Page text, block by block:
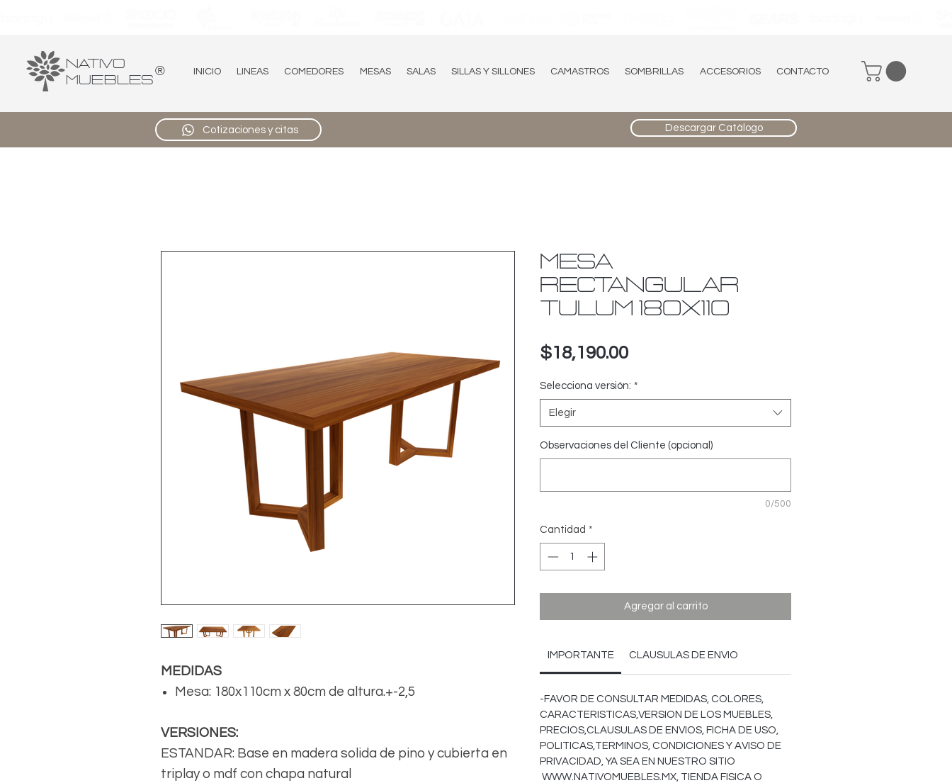
Nativo
Muebles
® INICIO LINEAS COMEDORES MESAS SALAS SILLAS Y SILLONES CAMASTROS SOMBRILLAS ACCESORIOS CONTACTO
Cotizaciones y citas Descargar Catálogo
MEDIDAS
Mesa: 180x110cm x 80cm de altura.+-2,5
VERSIONES:
ESTANDAR: Base en madera solida de pino y cubierta en
triplay o mdf con chapa natural
MESA
RECTANGULAR
TULUM 180X110
$18,190.00Precio
Selecciona versión: *
Elegir
Observaciones del Cliente (opcional)
0/500
Cantidad *
Agregar al carrito
IMPORTANTE CLAUSULAS DE ENVIO
-FAVOR DE CONSULTAR MEDIDAS, COLORES,
CARACTERISTICAS,VERSION DE LOS MUEBLES,
PRECIOS,CLAUSULAS DE ENVIOS, FICHA DE USO,
POLITICAS,TERMINOS, CONDICIONES Y AVISO DE
PRIVACIDAD, YA SEA EN NUESTRO SITIO
WWW.NATIVOMUEBLES.MX, TIENDA FISICA O